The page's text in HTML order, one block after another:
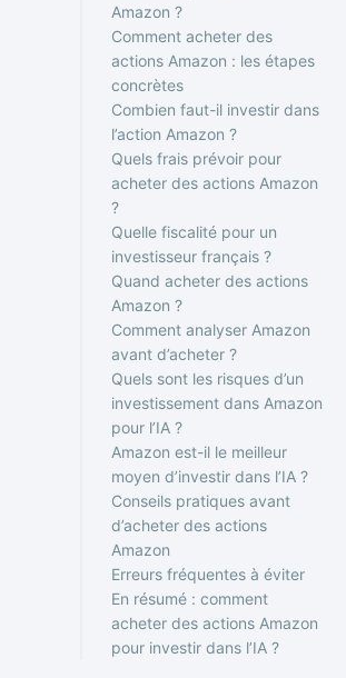
Amazon ?
Quel est le ticker de
l’action Amazon ?
Sur quelle place
boursière acheter
Amazon ?
En quelle devise l’action
Amazon est-elle cotée ?
Comment acheter des
actions Amazon : les étapes
concrètes
1. Choisir un courtier ou
une banque en ligne
2. Vérifier si le compte-
titres est adapté
compte
4. Déposer des fonds
5. Rechercher l’action
Amazon
6. Choisir le type d’ordre
Ordre au marché
Ordre à cours limité
7. Déterminer le nombre
d’actions à acheter
8. Passer l’ordre et suivre
l’exécution
Combien faut-il investir dans
l’action Amazon ?
Peut-on acheter Amazon
avec un petit budget ?
portefeuille consacrer à
Amazon ?
Achat en une fois ou
investissement
progressif ?
Investir en une seule
fois
Investir
progressivement
Quels frais prévoir pour
acheter des actions Amazon
?
Les principaux frais à
surveiller
Frais de courtage
Frais de conversion
de devise
Frais d’inactivité ou
de garde
Fiscalité
Quelle fiscalité pour un
investisseur français ?
Imposition des plus-
values
Imposition des
dividendes
Quand acheter des actions
Amazon ?
Faut-il attendre une
baisse ?
Quels moments surveiller
?
Acheter avant ou après
les résultats ?
Comment analyser Amazon
avant d’acheter ?
1. La croissance d’AWS
2. Les marges
3. Les investissements
en IA
4. La concurrence
5. La valorisation
boursière
Quels sont les risques d’un
investissement dans Amazon
pour l’IA ?
Risque de marché
Risque sectoriel
Risque concurrentiel
Risque de change
Risque réglementaire
Amazon est-il le meilleur
moyen d’investir dans l’IA ?
Acheter Amazon peut
convenir si l’objectif est :
Amazon peut être moins
adapté si l’objectif est :
Conseils pratiques avant
d’acheter des actions
Amazon
1. Lire les derniers
résultats trimestriels
2. Vérifier les frais totaux
du courtier
Erreurs fréquentes à éviter
Confondre Amazon et
investissement pur IA
Négliger le risque de
En résumé : comment
acheter des actions Amazon
pour investir dans l’IA ?